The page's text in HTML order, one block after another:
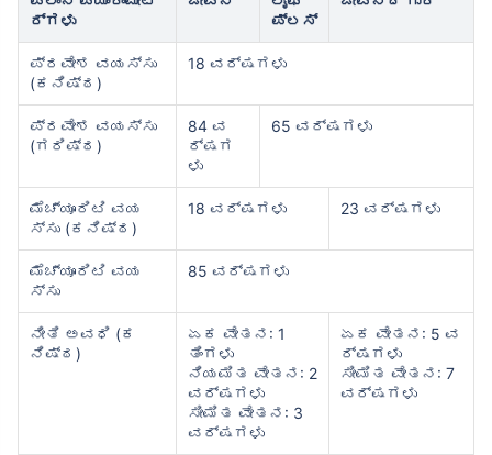
ರ್‌ಗಳು
ಪ್ಲಸ್
ಪ್ರವೇಶ ವಯಸ್ಸು
(ಕನಿಷ್ಠ)
18 ವರ್ಷಗಳು
ಪ್ರವೇಶ ವಯಸ್ಸು
(ಗರಿಷ್ಠ)
84 ವ
ರ್ಷಗ
ಳು
65 ವರ್ಷಗಳು
ಮೆಚ್ಯೂರಿಟಿ ವಯ
ಸ್ಸು (ಕನಿಷ್ಠ)
18 ವರ್ಷಗಳು 23 ವರ್ಷಗಳು
ಮೆಚ್ಯೂರಿಟಿ ವಯ
ಸ್ಸು
85 ವರ್ಷಗಳು
ನೀತಿ ಅವಧಿ (ಕ
ನಿಷ್ಠ)
ಏಕ ವೇತನ: 1
ತಿಂಗಳು
ನಿಯಮಿತ ವೇತನ: 2
ವರ್ಷಗಳು
ಸೀಮಿತ ವೇತನ: 3
ವರ್ಷಗಳು
ಏಕ ವೇತನ: 5 ವ
ರ್ಷಗಳು
ಸೀಮಿತ ವೇತನ: 7
ವರ್ಷಗಳು